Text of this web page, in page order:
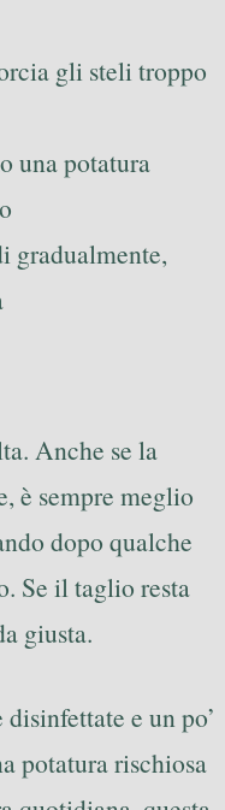
gli steli troppo
una potatura
gradualmente,
Anche se la
è sempre meglio
dopo qualche
Se il taglio resta
giusta.
e un po’
potatura rischiosa